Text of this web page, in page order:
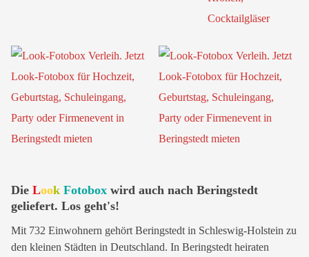
Die Look Fotobox wird auch nach Beringstedt
geliefert. Los geht's!
Mit 732 Einwohnern gehört Beringstedt in Schleswig-Holstein zu
den kleinen Städten in Deutschland. In Beringstedt heiraten